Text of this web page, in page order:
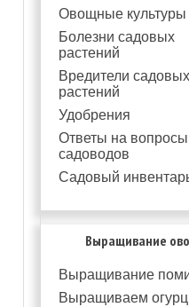
Овощные культуры
Болезни садовых
растений
Вредители садовых
растений
Удобрения
Ответы на вопросы
садоводов
Садовый
Выращивание
Выращивание
Выращиваем